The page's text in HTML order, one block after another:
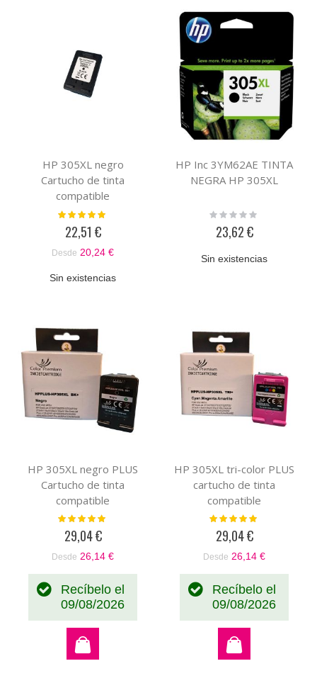
HP 305XL negro
Cartucho de tinta
compatible
Valoración:
22,51 €
Desde 20,24 €
Sin existencias
HP Inc 3YM62AE TINTA
NEGRA HP 305XL
Rating:
23,62 €
Sin existencias
HP 305XL negro PLUS
Cartucho de tinta
compatible
Valoración:
29,04 €
Desde 26,14 €
Recíbelo el
09/08/2026
HP 305XL tri-color PLUS
cartucho de tinta
compatible
Valoración:
29,04 €
Desde 26,14 €
Recíbelo el
09/08/2026